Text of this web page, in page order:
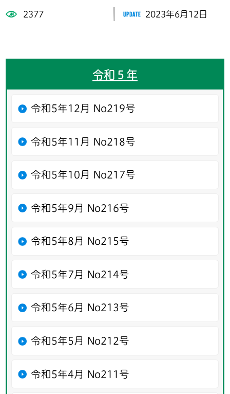
2377 2023年6月12日
令和５年
令和5年12月 No219号
令和5年11月 No218号
令和5年10月 No217号
令和5年9月 No216号
令和5年8月 No215号
令和5年7月 No214号
令和5年6月 No213号
令和5年5月 No212号
令和5年4月 No211号